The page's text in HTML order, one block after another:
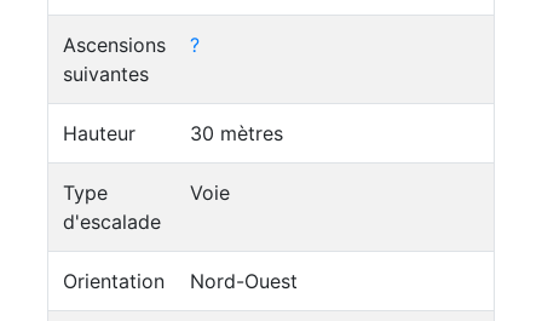
Ascensions
suivantes
?
Hauteur 30 mètres
Type
d'escalade
Voie
Orientation Nord-Ouest